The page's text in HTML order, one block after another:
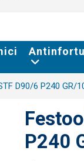
D90/6 P240 GR/
P240